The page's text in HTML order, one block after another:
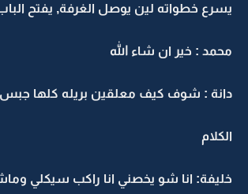
يسرع خطواته لين يوصل الغرفة, يفتح
محمد : خير ان شاء الله
دانة : شوف كيف معلقين بريله كلها
الكلام
خليفة: انا شو يخصني انا راكب سيكلي